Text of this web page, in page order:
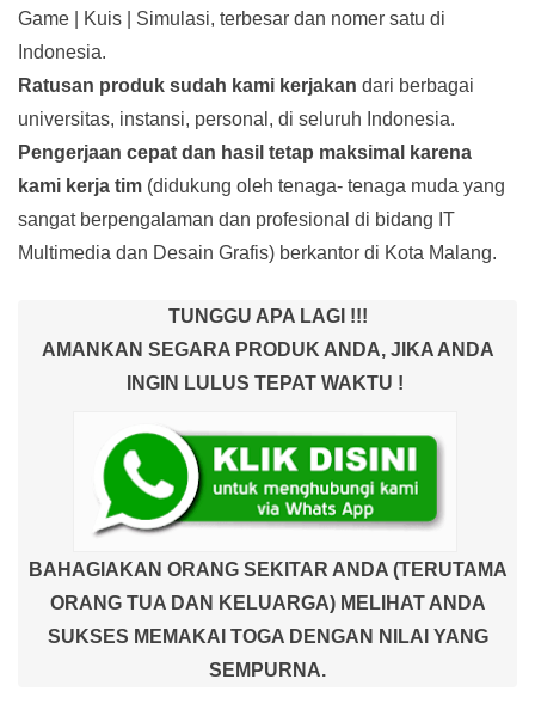
Game | Kuis | Simulasi, terbesar dan nomer satu di
Indonesia.
Ratusan produk sudah kami kerjakan dari berbagai
universitas, instansi, personal, di seluruh Indonesia.
Pengerjaan cepat dan hasil tetap maksimal karena
kami kerja tim (didukung oleh tenaga- tenaga muda yang
sangat berpengalaman dan profesional di bidang IT
Multimedia dan Desain Grafis) berkantor di Kota Malang.
TUNGGU APA LAGI !!!
AMANKAN SEGARA PRODUK ANDA, JIKA ANDA
INGIN LULUS TEPAT WAKTU !
BAHAGIAKAN ORANG SEKITAR ANDA (TERUTAMA
ORANG TUA DAN KELUARGA) MELIHAT ANDA
SUKSES MEMAKAI TOGA DENGAN NILAI YANG
SEMPURNA.